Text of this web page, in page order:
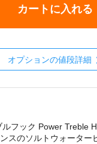
カートに入れる
オプションの値段詳細
フック Power Treble
スのソルトウォーター